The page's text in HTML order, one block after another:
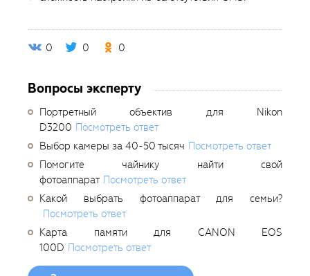
0 0 0
Вопросы эксперту
Портретный объектив для Nikon
D3200 Посмотреть ответ
Выбор камеры за 40-50 тысяч Посмотреть ответ
Помогите чайнику найти свой
фотоаппарат Посмотреть ответ
Какой выбрать фотоаппарат для семьи?
Посмотреть ответ
Карта памяти для CANON EOS
100D Посмотреть ответ